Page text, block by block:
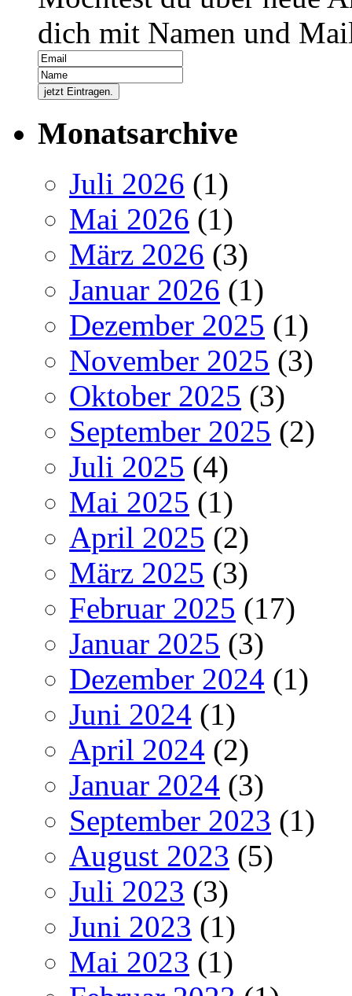
dich mit Namen und
Monatsarchive
Juli 2026 (1)
Mai 2026 (1)
März 2026 (3)
Januar 2026 (1)
Dezember 2025 (1)
November 2025 (3)
Oktober 2025 (3)
September 2025 (2)
Juli 2025 (4)
Mai 2025 (1)
April 2025 (2)
März 2025 (3)
Februar 2025 (17)
Januar 2025 (3)
Dezember 2024 (1)
Juni 2024 (1)
April 2024 (2)
Januar 2024 (3)
September 2023 (1)
August 2023 (5)
Juli 2023 (3)
Juni 2023 (1)
Mai 2023 (1)